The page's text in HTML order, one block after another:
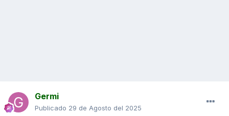
Germi
Publicado 29 de Agosto del 2025